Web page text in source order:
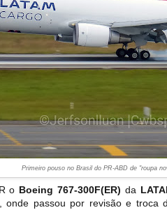
Primeiro pouso no Brasil do PR-ABD de "roupa
o Boeing 767-300F(ER) da
onde passou por revisão e